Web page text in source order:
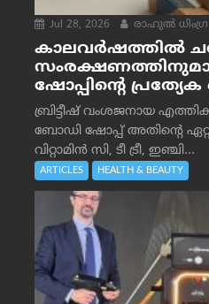
Jul 28, 2026 രാഹുല്‍ ധിംഗ്ര
കാലവർഷത്തിൽ
ഷോപ്പിന്റെ
ബ്രിട്ടീഷ് വംശജനായ
ബോഡി ഷോപ്പ് അതിന്റെ
വിറ്റാമിൻ സി, ടീ ട്രീ, ഇഞ്ചി...
ARTICLES HEALTH & BEAUTY